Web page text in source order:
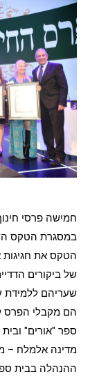
חמישה פרסי
במסגרת הטקס
של ביקורים
שעריהם ללמידת
הם מקבלי הפרס
ספר "אורים"
מדינה אלמלח –
ההנהלה בבית